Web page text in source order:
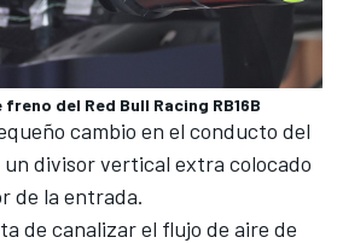
del Red Bull Racing RB16B
cambio en el conducto del
divisor vertical extra colocado
de la entrada.
de canalizar el flujo de aire de